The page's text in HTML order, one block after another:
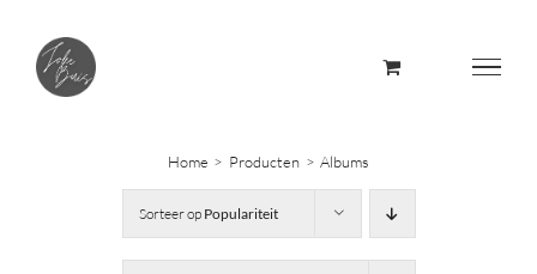
content
Home Producten Albums
Sorteer op Populariteit